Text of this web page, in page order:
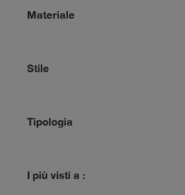
Materiale
Stile
Tipologia
I più visti a :